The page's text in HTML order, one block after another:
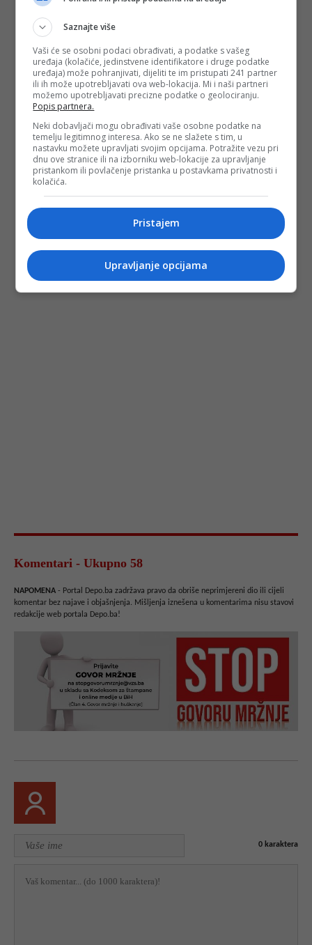
Komentari - Ukupno 58
NAPOMENA - Portal Depo.ba zadržava pravo da obriše neprimjereni dio ili cijeli
komentar bez najave i objašnjenja. Mišljenja iznešena u komentarima nisu stavovi
redakcije web portala Depo.ba!
0 karaktera
Saznajte više
Vaši će se osobni podaci obrađivati, a podatke s vašeg
uređaja (kolačiće, jedinstvene identifikatore i druge podatke
uređaja) može pohranjivati, dijeliti te im pristupati 241 partner
ili ih može upotrebljavati ova web-lokacija. Mi i naši partneri
možemo upotrebljavati precizne podatke o geolociranju.
Popis partnera.
Neki dobavljači mogu obrađivati vaše osobne podatke na
temelju legitimnog interesa. Ako se ne slažete s tim, u
nastavku možete upravljati svojim opcijama. Potražite vezu pri
dnu ove stranice ili na izborniku web-lokacije za upravljanje
pristankom ili povlačenje pristanka u postavkama privatnosti i
kolačića.
Pristajem
Upravljanje opcijama